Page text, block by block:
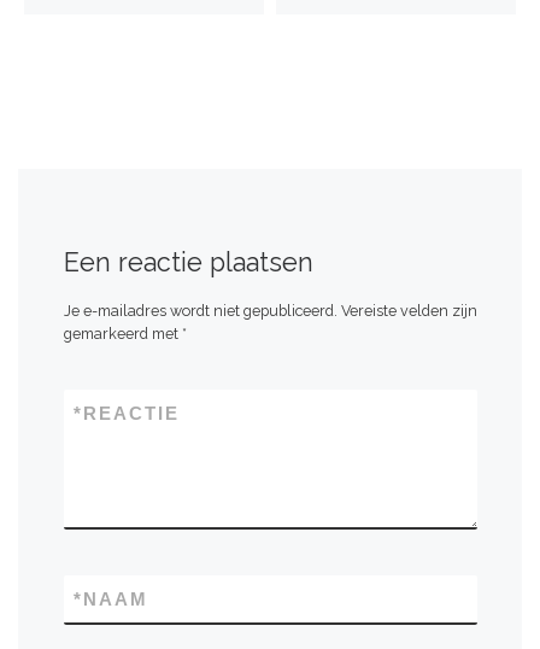
Een reactie plaatsen
Je e-mailadres wordt niet gepubliceerd. Vereiste velden zijn
gemarkeerd met *
REACTIE
*
NAAM
*